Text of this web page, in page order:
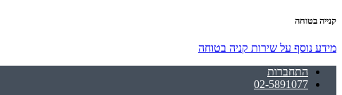
קנייה בטוחה
מידע נוסף על שירות קניה בטוחה
התחברות
02-5891077